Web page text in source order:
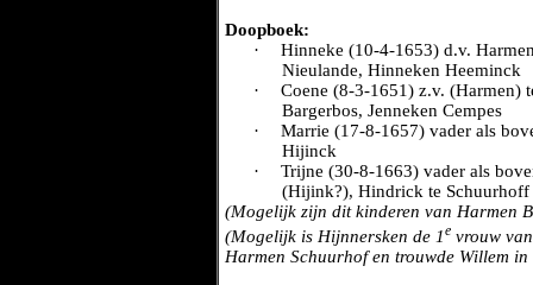
Doopboek:
·
Hinneke (10-4-1653) d.v.
Nieulande, Hinneken Heeminck
·
Coene (8-3-1651) z.v. (Harmen)
Bargerbos, Jenneken Cempes
·
Marrie (17-8-1657) vader als
Hijinck
·
Trijne (30-8-1663) vader als
(Hijink?), Hindrick te Schuurhoff
(Mogelijk zijn dit kinderen van Harmen
(Mogelijk is Hijnnersken de 1e vrouw
Harmen Schuurhof en trouwde Willem